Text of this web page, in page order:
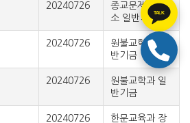
20240726
종교문제연구
소 일반기금
20240726
원불교학과 일
반기금
20240726
원불교학과 일
반기금
20240726 한문교육과 장
TALK